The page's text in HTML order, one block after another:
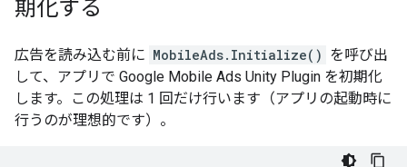
期化する
広告を読み込む前に MobileAds.Initialize() を呼び出
して、アプリで Google Mobile Ads Unity Plugin を初期化
します。この処理は 1 回だけ行います（アプリの起動時に
行うのが理想的です）。